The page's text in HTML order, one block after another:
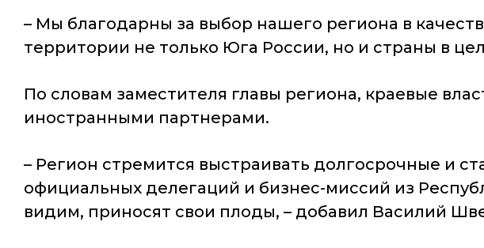
– Мы благодарны за выбор нашего региона в
территории не только Юга России, но и страны в
По словам заместителя главы региона, краевые
иностранными партнерами.
– Регион стремится выстраивать долгосрочные и
официальных делегаций и бизнес-миссий из
видим, приносят свои плоды, – добавил Василий